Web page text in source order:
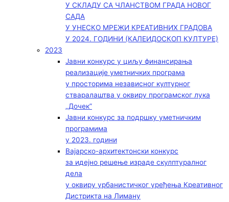
У СКЛАДУ СА ЧЛАНСТВОМ ГРАДА НОВОГ
САДА
У УНЕСКО МРЕЖИ КРЕАТИВНИХ ГРАДОВА
У 2024. ГОДИНИ (КАЛЕИДОСКОП КУЛТУРЕ)
2023
Јавни конкурс у циљу финансирања
реализације уметничких програма
у просторима независног културног
стваралаштва у оквиру програмског лука
„Дочек”
Јавни конкурс за подршку уметничким
програмима
у 2023. години
Вајарско-архитектонски конкурс
за идејно решење израде скулптуралног
дела
у оквиру урбанистичког уређења Креативног
Дистрикта на Лиману